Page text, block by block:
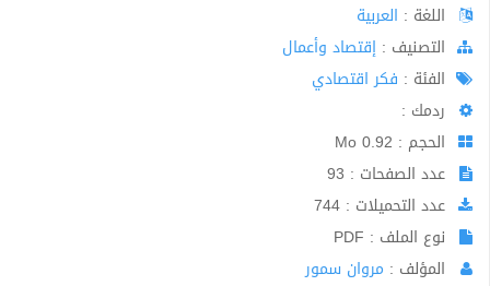
اللغة : العربية
اﻟﺘﺼﻨﻴﻒ : إقتصاد وأعمال
الفئة : فكر اقتصادي
ردمك :
الحجم : 0.92 Mo
عدد الصفحات : 93
عدد التحميلات : 744
نوع الملف : PDF
المؤلف : مروان سمور